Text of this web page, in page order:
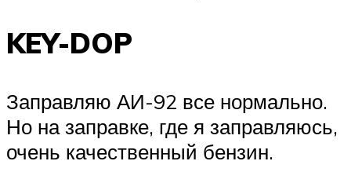
KEY-DOP
Заправляю АИ-92 все нормально.
Но на заправке, где я заправляюсь,
очень качественный бензин.